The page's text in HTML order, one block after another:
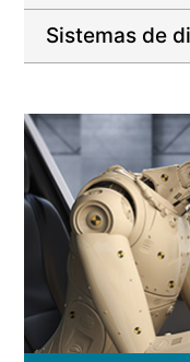
Sistemas de